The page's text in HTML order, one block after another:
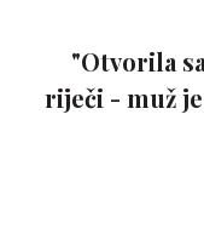
"Otvorila
riječi - muž